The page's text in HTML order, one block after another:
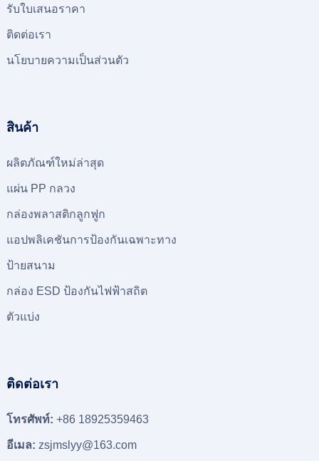
รับใบเสนอราคา
ติดต่อเรา
นโยบายความเป็นส่วนตัว
สินค้า
ผลิตภัณฑ์ใหม่ล่าสุด
แผ่น PP กลวง
กล่องพลาสติกลูกฟูก
แอปพลิเคชันการป้องกันเฉพาะทาง
ป้ายสนาม
กล่อง ESD ป้องกันไฟฟ้าสถิต
ตัวแบ่ง
ติดต่อเรา
โทรศัพท์: +86 18925359463
อีเมล: zsjmslyy@163.com